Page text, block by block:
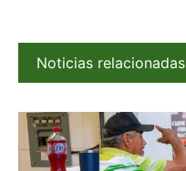
Noticias relacionadas